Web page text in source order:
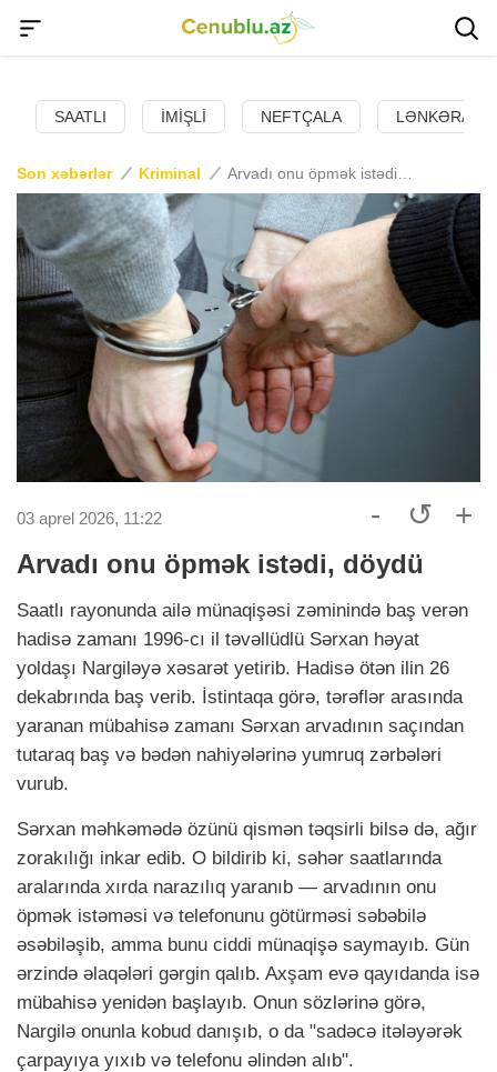
SAATLI İMIŞLI NEFTÇALA LƏNKƏRAN
Son xəbərlər Kriminal
03 aprel 2026, 11:22 - ↺ +
Arvadı onu öpmək istədi, döydü
Saatlı rayonunda ailə münaqişəsi zəminində baş verən
hadisə zamanı 1996-cı il təvəllüdlü Sərxan həyat
yoldaşı Nargiləyə xəsarət yetirib. Hadisə ötən ilin 26
dekabrında baş verib. İstintaqa görə, tərəflər arasında
yaranan mübahisə zamanı Sərxan arvadının saçından
tutaraq baş və bədən nahiyələrinə yumruq zərbələri
vurub.
Sərxan məhkəmədə özünü qismən təqsirli bilsə də, ağır
zorakılığı inkar edib. O bildirib ki, səhər saatlarında
aralarında xırda narazılıq yaranıb — arvadının onu
öpmək istəməsi və telefonunu götürməsi səbəbilə
əsəbiləşib, amma bunu ciddi münaqişə saymayıb. Gün
ərzində əlaqələri gərgin qalıb. Axşam evə qayıdanda isə
mübahisə yenidən başlayıb. Onun sözlərinə görə,
Nargilə onunla kobud danışıb, o da "sadəcə itələyərək
çarpayıya yıxıb və telefonu əlindən alıb".